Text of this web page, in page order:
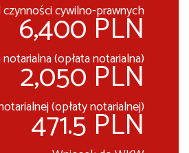
cywilno-prawnych
6,400 PLN
(opłata notarialna)
2,050 PLN
(opłaty notarialnej)
471.5 PLN